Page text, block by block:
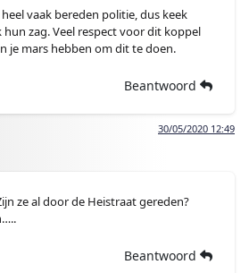
vaak bereden politie, dus keek
zag. Veel respect voor dit koppel
je mars hebben om dit te doen.
Beantwoord
30/05/2020 12:49
ze al door de Heistraat gereden?
Beantwoord